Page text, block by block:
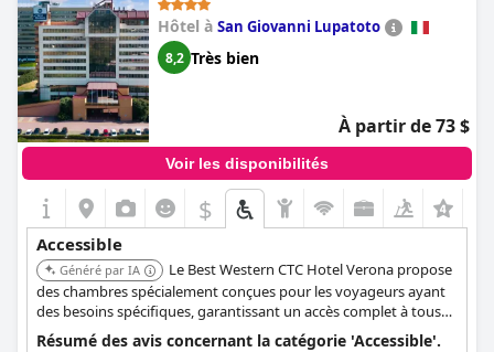
Hôtel à San Giovanni Lupatoto
8,2 Très bien
À partir de 73 $
Voir les disponibilités
$
Accessible
Généré par IA
Le Best Western CTC Hotel Verona propose
des chambres spécialement conçues pour les voyageurs ayant
des besoins spécifiques, garantissant un accès complet à tous
les espaces et services. Ces chambres sont spacieuses, avec des
Résumé des avis concernant la catégorie 'Accessible'.